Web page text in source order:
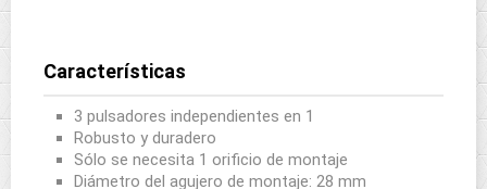
Características
3 pulsadores independientes en 1
Robusto y duradero
Sólo se necesita 1 orificio de montaje
Diámetro del agujero de montaje: 28 mm